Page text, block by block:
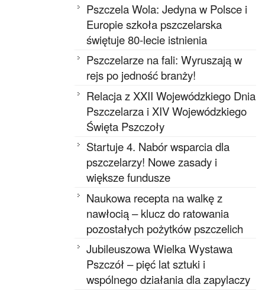
Pszczela Wola: Jedyna w Polsce i
Europie szkoła pszczelarska
świętuje 80-lecie istnienia
Pszczelarze na fali: Wyruszają w
rejs po jedność branży!
Relacja z XXII Wojewódzkiego Dnia
Pszczelarza i XIV Wojewódzkiego
Święta Pszczoły
Startuje 4. Nabór wsparcia dla
pszczelarzy! Nowe zasady i
większe fundusze
Naukowa recepta na walkę z
nawłocią – klucz do ratowania
pozostałych pożytków pszczelich
Jubileuszowa Wielka Wystawa
Pszczół – pięć lat sztuki i
wspólnego działania dla zapylaczy